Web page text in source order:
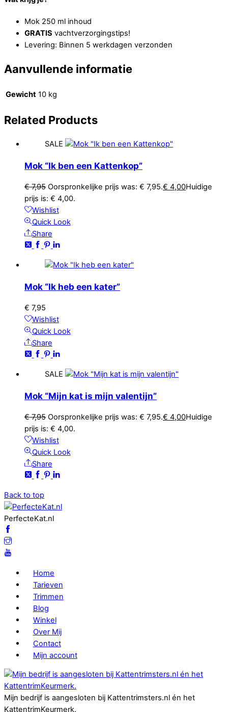
Mok 250 ml inhoud
GRATIS vachtverzorgingstips!
Levering: Binnen 5 werkdagen verzonden
Aanvullende informatie
Gewicht 10 kg
Related Products
SALE
Mok “Ik ben een Kattenkop”
€7,95 Oorspronkelijke prijs was: € 7,95.€ 4,00Huidige
prijs is: € 4,00.
Wishlist
Quick Look
Share
Mok “Ik heb een kater”
€ 7,95
Wishlist
Quick Look
Share
SALE
Mok “Mijn kat is mijn valentijn”
€7,95 Oorspronkelijke prijs was: € 7,95.€ 4,00Huidige
prijs is: € 4,00.
Wishlist
Quick Look
Share
Back to top
PerfecteKat.nl
Home
Tarieven
Trimmen
Blog
Winkel
Over Mij
Contact
Mijn account
Mijn bedrijf is aangesloten bij Kattentrimsters.nl én het
KattentrimKeurmerk.